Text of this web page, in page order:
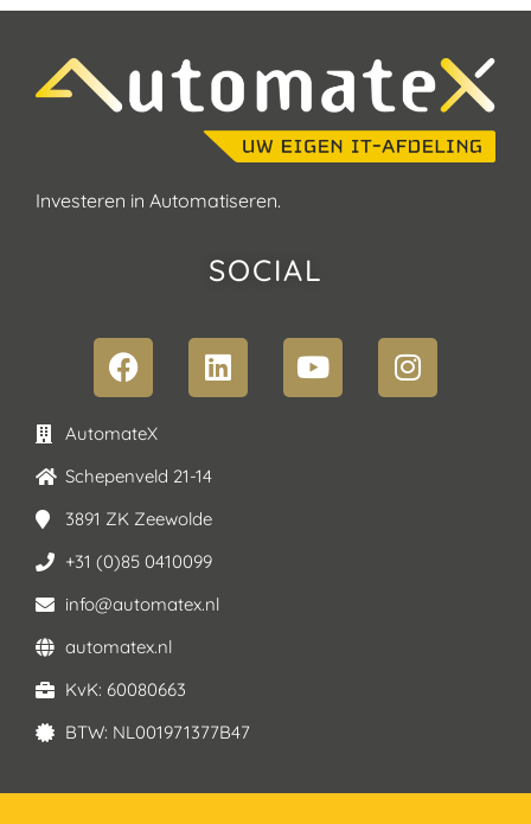
Investeren in Automatiseren.
SOCIAL
AutomateX
Schepenveld 21-14
3891 ZK Zeewolde
+31 (0)85 0410099
info@automatex.nl
automatex.nl
KvK: 60080663
BTW: NL001971377B47